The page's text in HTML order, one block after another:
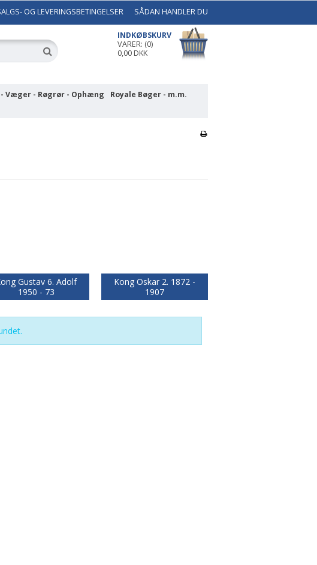
OG LEVERINGSBETINGELSER SÅDAN HANDLER DU
INDKØBSKURV
VARER: (0)
0,00 DKK
Væger - Røgrør - Ophæng
Royale Bøger - m.m.
Gustav 6. Adolf
1950 - 73
Kong Oskar 2. 1872 -
1907